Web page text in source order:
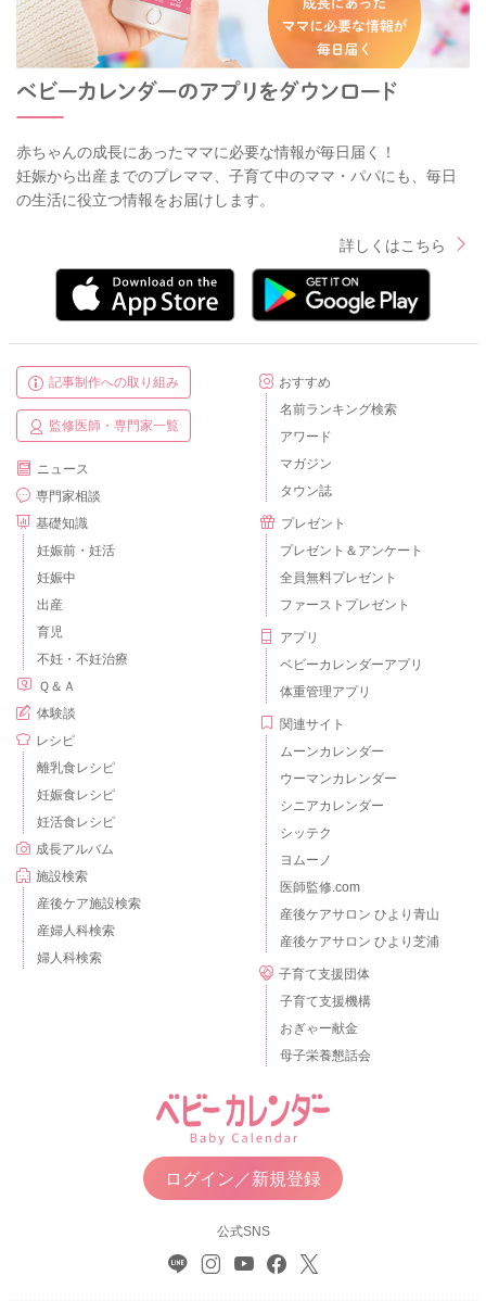
赤ちゃんの成長にあったママに必要な情報が毎日届く！
妊娠から出産までのプレママ、子育て中のママ・パパにも、毎日
の生活に役立つ情報をお届けします。
詳しくはこちら
記事制作への取り組み
監修医師・専門家一覧
ニュース
専門家相談
基礎知識
妊娠前・妊活
妊娠中
出産
育児
不妊・不妊治療
Ｑ＆Ａ
体験談
レシピ
離乳食レシピ
妊娠食レシピ
妊活食レシピ
成長アルバム
施設検索
産後ケア施設検索
産婦人科検索
婦人科検索
おすすめ
名前ランキング検索
アワード
マガジン
タウン誌
プレゼント
プレゼント＆アンケート
全員無料プレゼント
ファーストプレゼント
アプリ
ベビーカレンダーアプリ
体重管理アプリ
関連サイト
ムーンカレンダー
ウーマンカレンダー
シニアカレンダー
シッテク
ヨムーノ
医師監修.com
産後ケアサロン ひより青山
産後ケアサロン ひより芝浦
子育て支援団体
子育て支援機構
おぎゃー献金
母子栄養懇話会
ログイン／新規登録
公式SNS